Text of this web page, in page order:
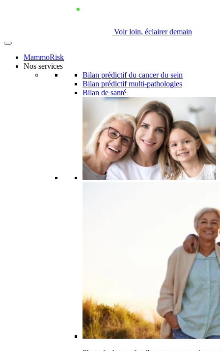
Voir loin, éclairer demain
MammoRisk
Nos services
Bilan prédictif du cancer du sein
Bilan prédictif multi-pathologies
Bilan de santé